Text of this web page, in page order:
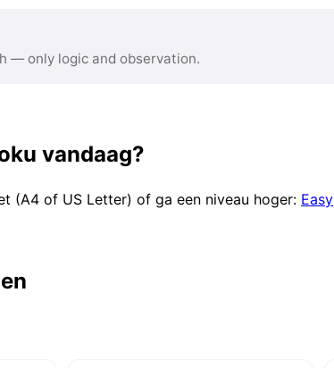
— only logic and observation.
vandaag?
(A4 of US Letter) of ga een niveau hoger: Easy